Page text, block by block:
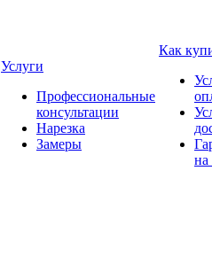
Услуги
Профессиональные
консультации
Нарезка
Замеры
Как
на